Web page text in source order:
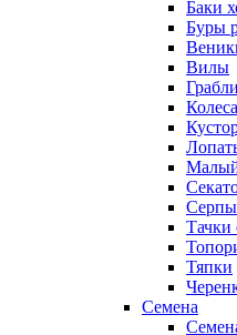
Баки
Буры
Вилы
Грабли
Серпы
Тачки
Тяпки
Семена